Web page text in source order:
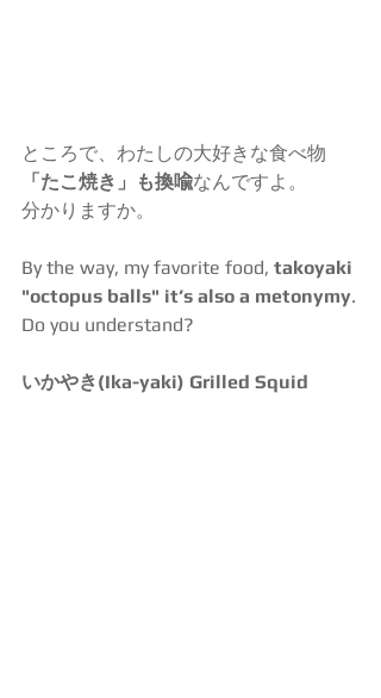
ところで、わたしの大好きな食べ物
「たこ焼き」も換喩なんですよ。
分かりますか。
By the way, my favorite food, takoyaki
"octopus balls" it’s also a metonymy.
Do you understand?
いかやき(Ika-yaki) Grilled Squid